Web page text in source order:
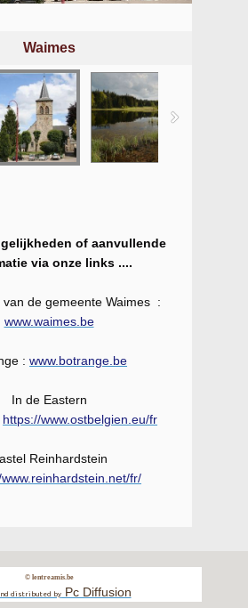
Waimes
of aanvullende
via onze links ....
van de gemeente Waimes :
www.waimes.be
: www.botrange.be
In de Eastern
https://www.ostbelgien.eu/fr
Reinhardstein
fr/
© lentreamis.be
distributed byPc Diffusion